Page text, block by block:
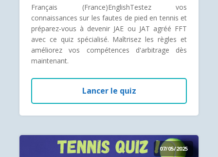
Français (France)EnglishTestez vos
connaissances sur les fautes de pied en tennis et
préparez-vous à devenir JAE ou JAT agréé FFT
avec ce quiz spécialisé. Maîtrisez les règles et
améliorez vos compétences d'arbitrage dès
maintenant.
Lancer le quiz
07/05/2025